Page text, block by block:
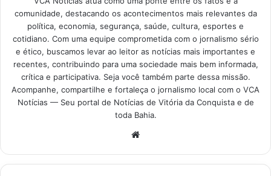
comunidade, destacando os acontecimentos mais relevantes da
política, economia, segurança, saúde, cultura, esportes e
cotidiano. Com uma equipe comprometida com o jornalismo sério
e ético, buscamos levar ao leitor as notícias mais importantes e
recentes, contribuindo para uma sociedade mais bem informada,
crítica e participativa. Seja você também parte dessa missão.
Acompanhe, compartilhe e fortaleça o jornalismo local com o VCA
Notícias — Seu portal de Notícias de Vitória da Conquista e de
toda Bahia.